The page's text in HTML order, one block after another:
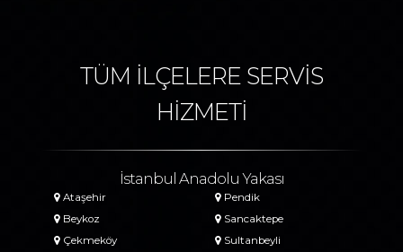
TÜM İLÇELERE SERVİS
HİZMETİ
İstanbul Anadolu Yakası
Ataşehir
Beykoz
Çekmeköy
Pendik
Sancaktepe
Sultanbeyli